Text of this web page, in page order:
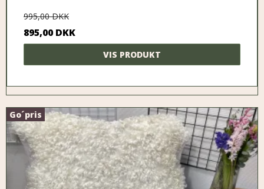
995,00 DKK
895,00 DKK
VIS PRODUKT
Go´pris